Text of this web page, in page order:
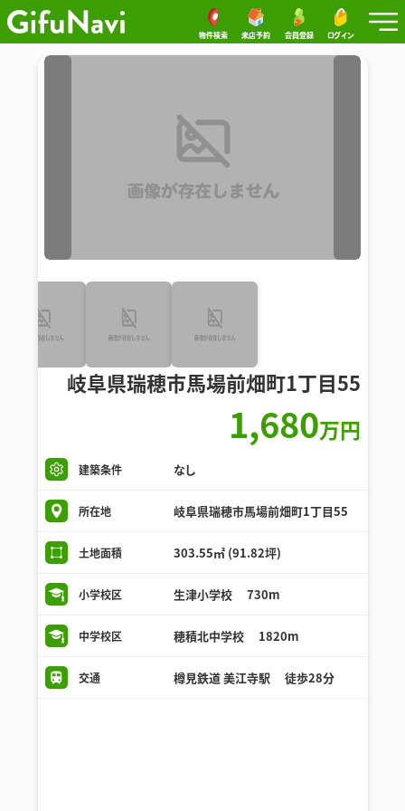
物件検索 来店予約 会員登録 ログイン
岐阜県瑞穂市馬場前畑町1丁目55
1,680万円
建築条件 なし
所在地 岐阜県瑞穂市馬場前畑町1丁目55
土地面積 303.55㎡ (91.82坪)
小学校区 生津小学校 730m
中学校区 穂積北中学校 1820m
交通 樽見鉄道 美江寺駅 徒歩28分